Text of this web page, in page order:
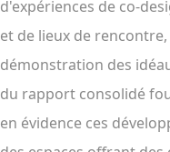
d'expériences de co-
et de lieux de
démonstration des
du rapport consolidé
en évidence ces